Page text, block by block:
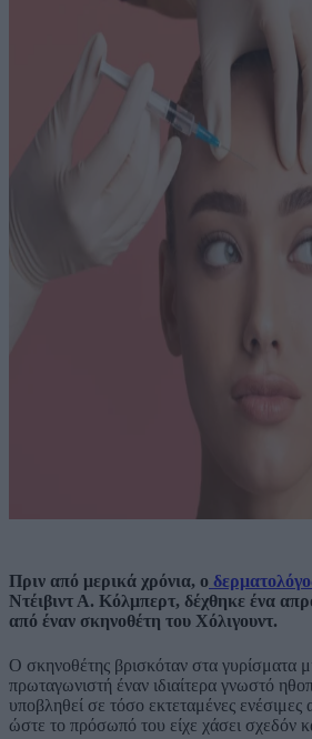
Πριν από μερικά χρόνια, ο
Ντέιβιντ Α. Κόλμπερτ, δέχθηκε ένα
από έναν σκηνοθέτη του Χόλιγουντ.
Ο σκηνοθέτης βρισκόταν στα γυρίσματα
πρωταγωνιστή έναν ιδιαίτερα γνωστό
υποβληθεί σε τόσο εκτεταμένες ενέσιμες
ώστε το πρόσωπό του είχε χάσει σχεδόν